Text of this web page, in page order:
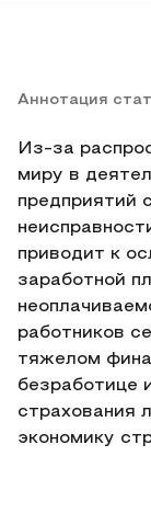
Аннотация
Из-за
миру в
предприятий
приводит к
заработной
работников
тяжелом
безработице
страхования
экономику